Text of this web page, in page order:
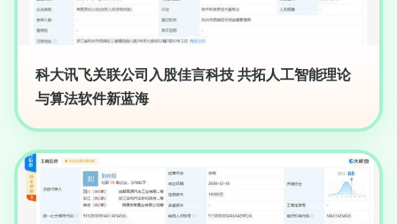
科大讯飞关联公司入股佳言科技 共拓人工智能理论
与算法软件新蓝海